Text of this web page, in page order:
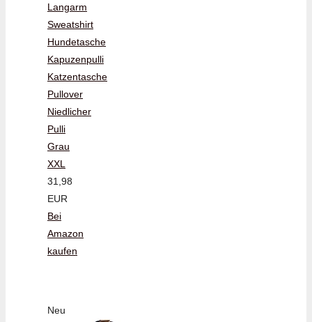
Langarm
Sweatshirt
Hundetasche
Kapuzenpulli
Katzentasche
Pullover
Niedlicher
Pulli
Grau
XXL
31,98
EUR
Bei
Amazon
kaufen
Neu